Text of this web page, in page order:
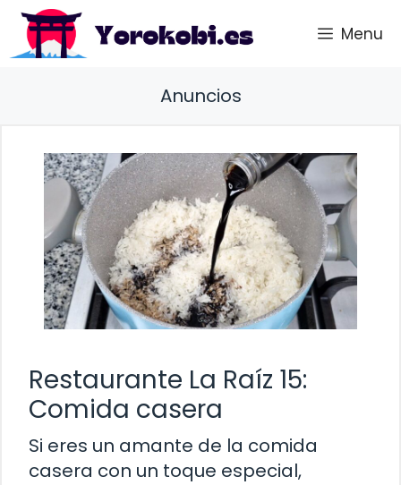
Saltar
contenido
Menu
Anuncios
Restaurante La Raíz 15:
Comida casera
Si eres un amante de la comida
casera con un toque especial,